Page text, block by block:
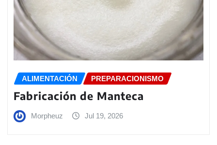
ALIMENTACIÓN PREPARACIONISMO
Fabricación de Manteca
Morpheuz Jul 19, 2026